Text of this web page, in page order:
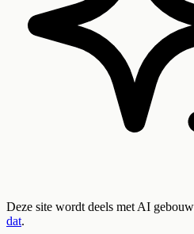
Deze site wordt deels met AI
dat.